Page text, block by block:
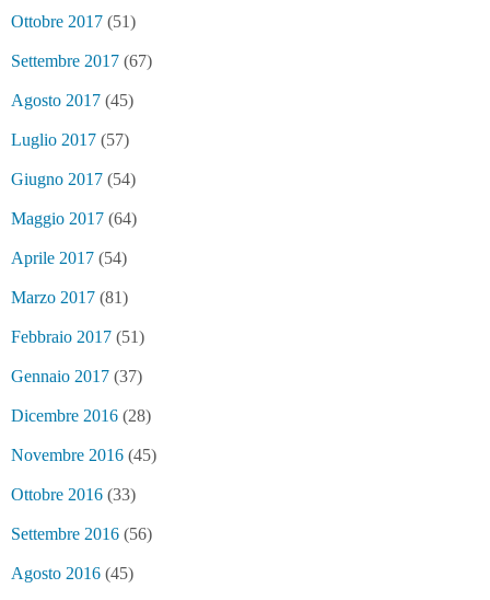
Ottobre 2017 (51)
Settembre 2017 (67)
Agosto 2017 (45)
Luglio 2017 (57)
Giugno 2017 (54)
Maggio 2017 (64)
Aprile 2017 (54)
Marzo 2017 (81)
Febbraio 2017 (51)
Gennaio 2017 (37)
Dicembre 2016 (28)
Novembre 2016 (45)
Ottobre 2016 (33)
Settembre 2016 (56)
Agosto 2016 (45)